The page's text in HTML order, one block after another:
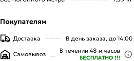
Покупателям
Доставка В день заказа, до 14:00
Самовывоз В течении 48-и часов
БЕСПЛАТНО !!!